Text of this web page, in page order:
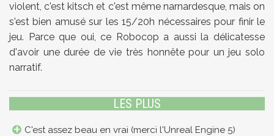
violent, c'est kitsch et c'est même narnardesque, mais on
s'est bien amusé sur les 15/20h nécessaires pour finir le
jeu. Parce que oui, ce Robocop a aussi la délicatesse
d'avoir une durée de vie très honnête pour un jeu solo
narratif.
LES PLUS
C'est assez beau en vrai (merci l'Unreal Engine 5)